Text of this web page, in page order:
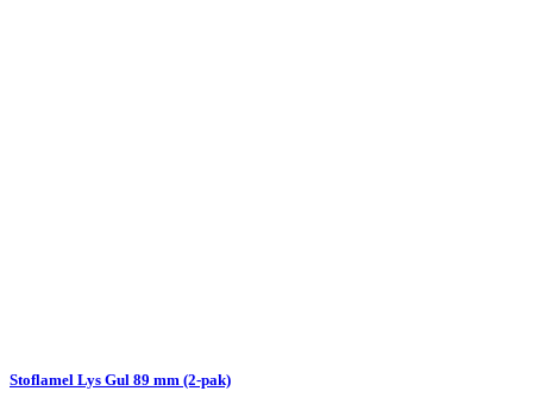
Stoflamel Lys Gul 89 mm (2-pak)